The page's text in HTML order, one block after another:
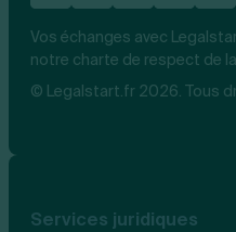
Vos échanges avec
notre charte de respect de
© Legalstart.fr 2026. Tous
Services juridiques